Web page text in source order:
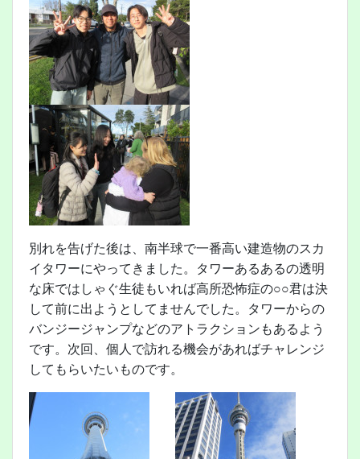
別れを告げた後は、南半球で一番高い建造物のスカ
イタワーにやってきました。タワーあるあるの透明
な床ではしゃぐ生徒もいれば高所恐怖症の○○君は決
して前に出ようとしてませんでした。タワーからの
バンジージャンプなどのアトラクションもあるよう
です。次回、個人で訪れる機会があればチャレンジ
してもらいたいものです。